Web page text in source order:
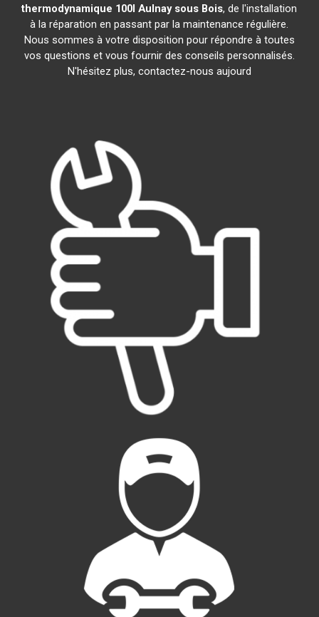
thermodynamique 100l Aulnay sous Bois, de l'installation
à la réparation en passant par la maintenance régulière.
Nous sommes à votre disposition pour répondre à toutes
vos questions et vous fournir des conseils personnalisés.
N'hésitez plus, contactez-nous aujourd